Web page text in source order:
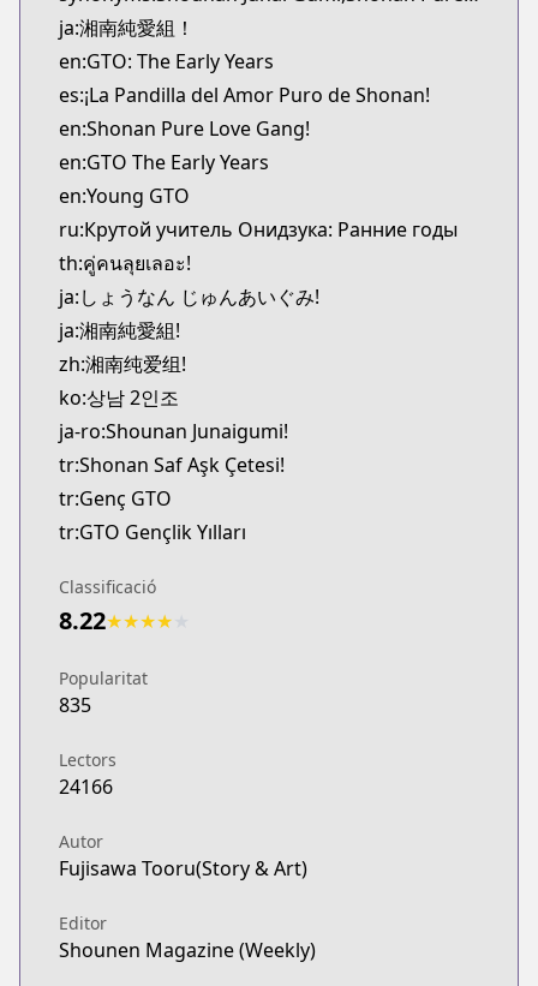
MangaUpdates
https://www.mangaupdates.com/
Book☆Walker
Book☆Walker
https://bookwalker.jp/series/130936
ja:湘南純愛組！
en:GTO: The Early Years
es:¡La Pandilla del Amor Puro de Shonan!
en:Shonan Pure Love Gang!
en:GTO The Early Years
en:Young GTO
ru:Крутой учитель Онидзука: Ранние годы
th:คู่คนลุยเลอะ!
ja:しょうなん じゅんあいぐみ!
ja:湘南純愛組!
zh:湘南纯爱组!
ko:상남 2인조
ja-ro:Shounan Junaigumi!
tr:Shonan Saf Aşk Çetesi!
tr:Genç GTO
tr:GTO Gençlik Yılları
Classificació
8.22★★★★
Popularitat
835
Lectors
24166
Autor
Fujisawa Tooru(Story & Art)
Editor
Shounen Magazine (Weekly)